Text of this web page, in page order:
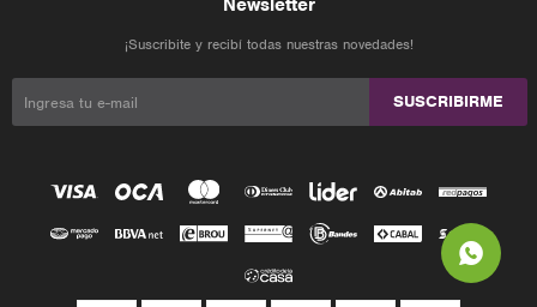
Newsletter
¡Suscribite y recibí todas nuestras novedades!
SUSCRIBIRME